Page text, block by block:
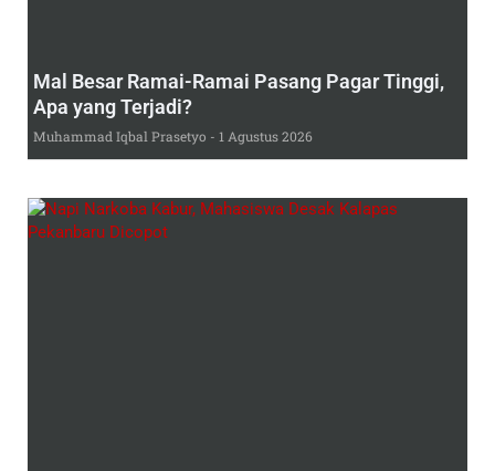
Mal Besar Ramai-Ramai Pasang Pagar Tinggi,
Apa yang Terjadi?
Muhammad Iqbal Prasetyo 1 Agustus 2026